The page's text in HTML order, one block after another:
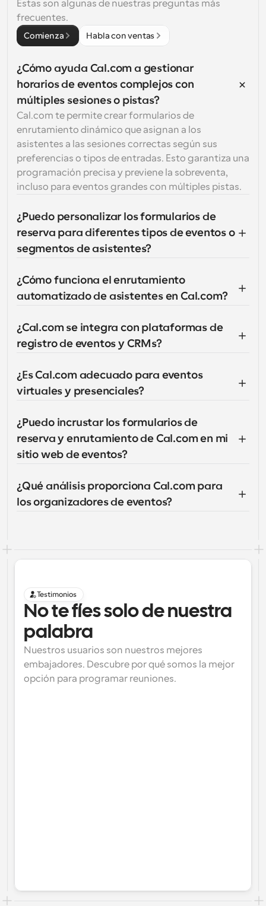
Estas son algunas de nuestras preguntas más
frecuentes.
Comienza Habla con ventas
¿Cómo ayuda Cal.com a gestionar
horarios de eventos complejos con
múltiples sesiones o pistas?
Cal.com te permite crear formularios de
enrutamiento dinámico que asignan a los
asistentes a las sesiones correctas según sus
preferencias o tipos de entradas. Esto garantiza una
programación precisa y previene la sobreventa,
incluso para eventos grandes con múltiples pistas.
¿Puedo personalizar los formularios de
reserva para diferentes tipos de eventos o
segmentos de asistentes?
¿Cómo funciona el enrutamiento
automatizado de asistentes en Cal.com?
¿Cal.com se integra con plataformas de
registro de eventos y CRMs?
¿Es Cal.com adecuado para eventos
virtuales y presenciales?
¿Puedo incrustar los formularios de
reserva y enrutamiento de Cal.com en mi
sitio web de eventos?
¿Qué análisis proporciona Cal.com para
los organizadores de eventos?
Testimonios
No te fíes solo de nuestra
palabra
Nuestros usuarios son nuestros mejores
embajadores. Descubre por qué somos la mejor
opción para programar reuniones.